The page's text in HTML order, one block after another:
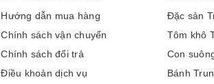
Hướng dẫn mua hàng
Chính sách vận chuyển
Chính sách đổi trả
Điều khoản dịch vụ
Đặc sản
Tôm khô
Con
Bánh